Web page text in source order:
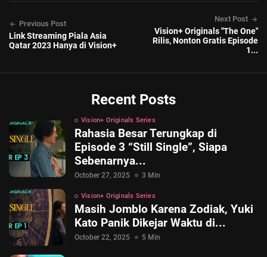
Previous Post
Link Streaming Piala Asia
Qatar 2023 Hanya di Vision+
Next Post
Vision+ Originals "The One"
Rilis, Nonton Gratis Episode
1...
Recent Posts
Vision+ Originals Series
Rahasia Besar Terungkap di
Episode 3 “Still Single”, Siapa
Sebenarnya...
October 27, 2025 3 Min
Vision+ Originals Series
Masih Jomblo Karena Zodiak, Yuki
Kato Panik Dikejar Waktu di...
October 22, 2025 5 Min